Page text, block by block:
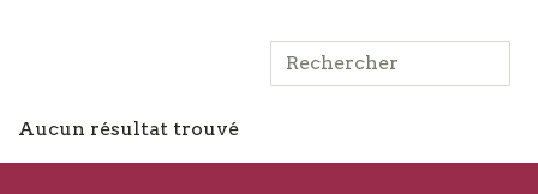
Aucun résultat trouvé